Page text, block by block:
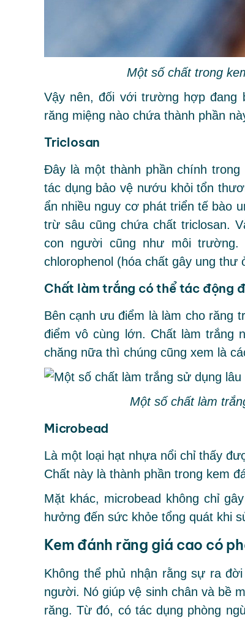
Một số chất trong
Vậy nên, đối với trường hợp đang
răng miệng nào chứa thành phần
Triclosan
Đây là một thành phần chính
tác dụng bảo vệ nướu khỏi tổn
ẩn nhiều nguy cơ phát triển tế bào
trừ sâu cũng chứa chất triclosan.
con người cũng như môi
chlorophenol (hóa chất gây ung thư
Chất làm trắng có thể tác động
Bên cạnh ưu điểm là làm cho răng
điểm vô cùng lớn. Chất làm trắng
chăng nữa thì chúng cũng xem là
Một số chất làm
Microbead
Là một loại hạt nhựa nổi chỉ thấy
Chất này là thành phần trong kem
Mặt khác, microbead không chỉ
hưởng đến sức khỏe tổng quát khi
Kem đánh răng giá cao có
Không thể phủ nhận rằng sự ra
người. Nó giúp vệ sinh chân và bề
răng. Từ đó, có tác dụng phòng